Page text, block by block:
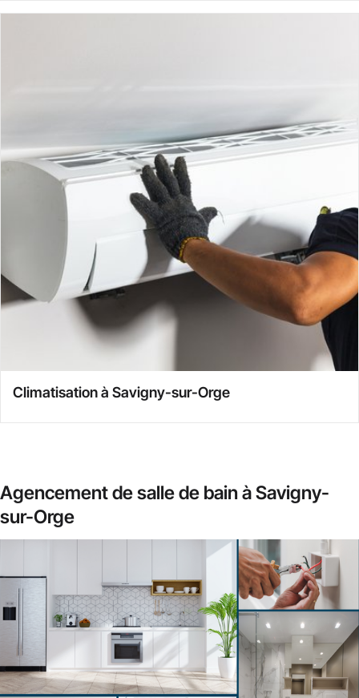
Climatisation à Savigny-sur-Orge
Agencement de salle de bain à Savigny-
sur-Orge